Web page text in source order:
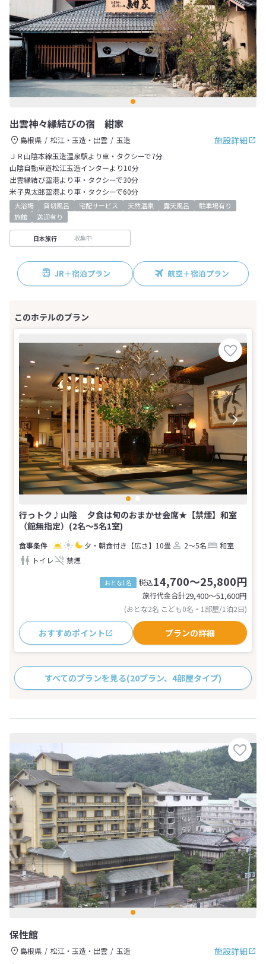
出雲神々縁結びの宿 紺家
施設詳細
島根県 松江・玉造・出雲
玉造
ＪＲ山陰本線玉造温泉駅より車・タクシーで7分
山陰自動車道松江玉造インターより10分
出雲縁結び空港より車・タクシーで30分
米子鬼太郎空港より車・タクシーで60分
大浴場 貸切風呂 宅配サービス 天然温泉 露天風呂
駐車場有り
旅館
送迎有り
日本旅行 収集中
JR＋宿泊プラン 航空＋宿泊プラン
行っトク♪山陰 夕食は旬のおまかせ会席★【禁煙】和室
（館無指定）(2名～5名1室)
夕・朝食付き 【広さ】10畳 2～5名
和室
トイレ
禁煙
おとな1名 税込14,700～25,800円
旅行代金合計29,400〜51,600円
(おとな2名 こども0名・1部屋/1泊2日)
おすすめポイント プランの詳細
すべてのプランを見る(20プラン、4部屋タイプ)
保性館
施設詳細
島根県 松江・玉造・出雲
玉造